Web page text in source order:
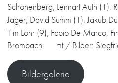
Schönenberg, Lennart Auth (1),
Jäger, David Summ (1), Jakub
Tim Löhr (9), Fabio De Marco,
Brombach. mt / Bilder:
Bildergalerie